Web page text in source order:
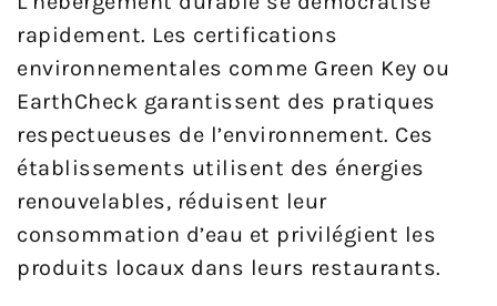
rapidement. Les certifications
environnementales comme Green Key ou
EarthCheck garantissent des pratiques
respectueuses de l’environnement. Ces
établissements utilisent des énergies
renouvelables, réduisent leur
consommation d’eau et privilégient les
produits locaux dans leurs restaurants.